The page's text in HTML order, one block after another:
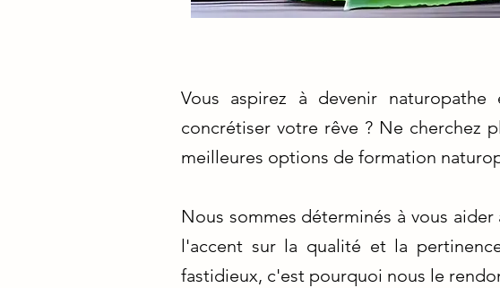
Vous aspirez à devenir
concrétiser votre rêve ? Ne cherchez
meilleures options de formation
Nous sommes déterminés à vous
l'accent sur la qualité et la
fastidieux, c'est pourquoi nous le